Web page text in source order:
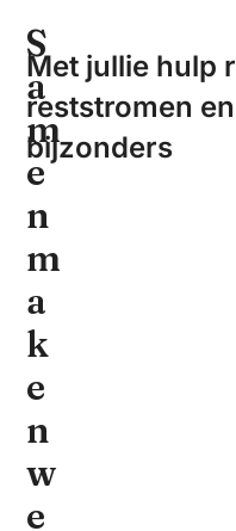
S
a
m
e
n
m
a
k
e
n
w
e
Met jullie hulp
reststromen
bijzonders